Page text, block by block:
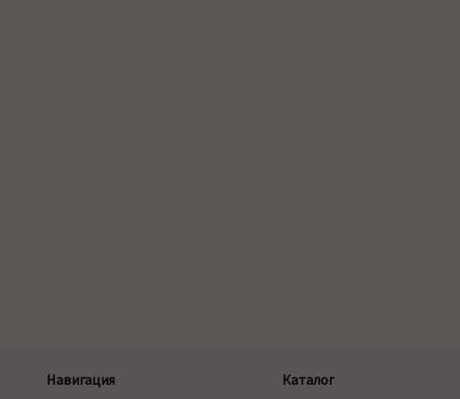
Навигация Каталог